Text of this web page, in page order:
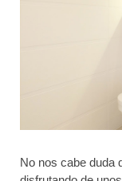
No nos cabe duda